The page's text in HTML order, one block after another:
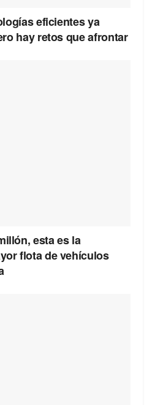
eficientes ya
hay retos que afrontar
esta es la
flota de vehículos